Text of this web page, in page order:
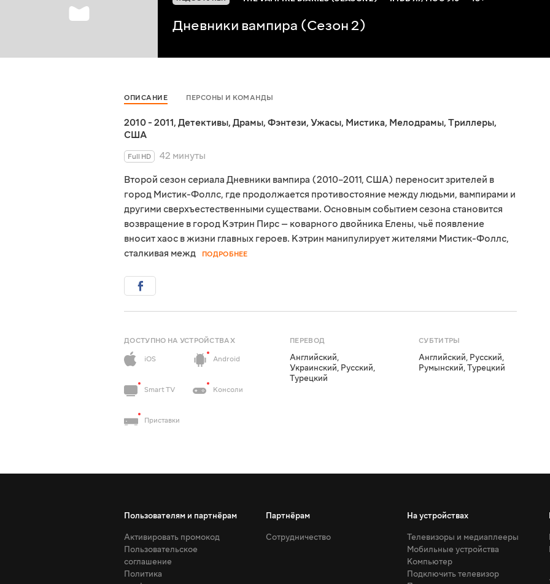
Дневники вампира (Сезон 2)
ОПИСАНИЕ ПЕРСОНЫ И КОМАНДЫ
2010 - 2011, Детективы, Драмы, Фэнтези, Ужасы, Мистика, Мелодрамы, Триллеры,
США
Full HD
42 минуты
Второй сезон сериала Дневники вампира (2010–2011, США) переносит зрителей в
город Мистик-Фоллс, где продолжается противостояние между людьми, вампирами и
другими сверхъестественными существами. Основным событием сезона становится
возвращение в город Кэтрин Пирс — коварного двойника Елены, чьё появление
вносит хаос в жизни главных героев. Кэтрин манипулирует жителями Мистик-Фоллс,
сталкивая межд
ПОДРОБНЕЕ
ДОСТУПНО НА УСТРОЙСТВАХ
iOS
Android
Smart TV Консоли
Приставки
ПЕРЕВОД
Английский,
Украинский, Русский,
Турецкий
СУБТИТРЫ
Английский, Русский,
Румынский,Турецкий
Пользователям и партнёрам
Активировать промокод
Пользовательское
соглашение
Политика
Партнёрам
Сотрудничество
На устройствах
Телевизоры и медиаплееры
Мобильные устройства
Компьютер
Подключить телевизор